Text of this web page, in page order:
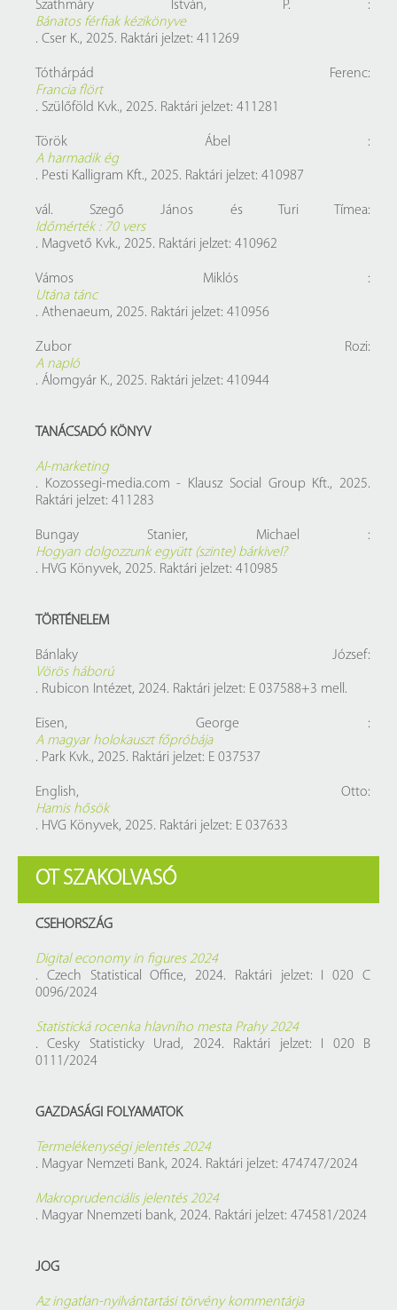
Szathmáry István, P. :
Bánatos férfiak kézikönyve
. Cser K., 2025. Raktári jelzet: 411269
Tóthárpád Ferenc:
Francia flört
. Szülőföld Kvk., 2025. Raktári jelzet: 411281
Török Ábel :
A harmadik ég
. Pesti Kalligram Kft., 2025. Raktári jelzet: 410987
vál. Szegő János és Turi Tímea:
Időmérték : 70 vers
. Magvető Kvk., 2025. Raktári jelzet: 410962
Vámos Miklós :
Utána tánc
. Athenaeum, 2025. Raktári jelzet: 410956
Zubor Rozi:
A napló
. Álomgyár K., 2025. Raktári jelzet: 410944
TANÁCSADÓ KÖNYV
AI-marketing
. Kozossegi-media.com - Klausz Social Group Kft., 2025.
Raktári jelzet: 411283
Bungay Stanier, Michael :
Hogyan dolgozzunk együtt (szinte) bárkivel?
. HVG Könyvek, 2025. Raktári jelzet: 410985
TÖRTÉNELEM
Bánlaky József:
Vörös háború
. Rubicon Intézet, 2024. Raktári jelzet: E 037588+3 mell.
Eisen, George :
A magyar holokauszt főpróbája
. Park Kvk., 2025. Raktári jelzet: E 037537
English, Otto:
Hamis hősök
. HVG Könyvek, 2025. Raktári jelzet: E 037633
OT SZAKOLVASÓ
CSEHORSZÁG
Digital economy in figures 2024
. Czech Statistical Office, 2024. Raktári jelzet: I 020 C
0096/2024
Statistická rocenka hlavního mesta Prahy 2024
. Cesky Statisticky Urad, 2024. Raktári jelzet: I 020 B
0111/2024
GAZDASÁGI FOLYAMATOK
Termelékenységi jelentés 2024
. Magyar Nemzeti Bank, 2024. Raktári jelzet: 474747/2024
Makroprudenciális jelentés 2024
. Magyar Nnemzeti bank, 2024. Raktári jelzet: 474581/2024
JOG
Az ingatlan-nyilvántartási törvény kommentárja